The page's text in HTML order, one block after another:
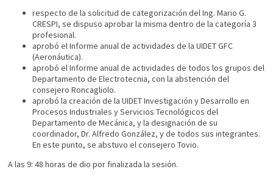
respecto de la solicitud de categorización del Ing. Mario G.
CRESPI, se dispuso aprobar la misma dentro de la categoría 3
profesional.
aprobó el Informe anual de actividades de la UIDET GFC
(Aeronáutica).
aprobó el Informe anual de actividades de todos los grupos del
Departamento de Electrotecnia, con la abstención del
consejero Roncagliolo.
aprobó la creación de la UIDET Investigación y Desarrollo en
Procesos Industriales y Servicios Tecnológicos del
Departamento de Mecánica, y la designación de su
coordinador, Dr. Alfredo González, y de todos sus integrantes.
En este punto, se abstuvo el consejero Tovio.
A las 9: 48 horas de dio por finalizada la sesión.